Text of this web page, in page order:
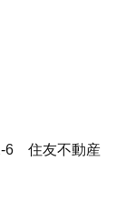
6 住友不動産